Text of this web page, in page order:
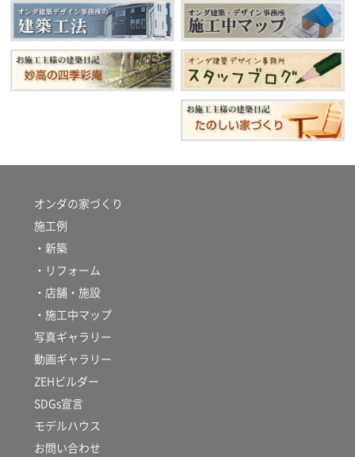
オンダの家づくり
施工例
・新築
・リフォーム
・店舗・施設
・施工中マップ
写真ギャラリー
動画ギャラリー
ZEHビルダー
SDGs宣言
モデルハウス
お問い合わせ